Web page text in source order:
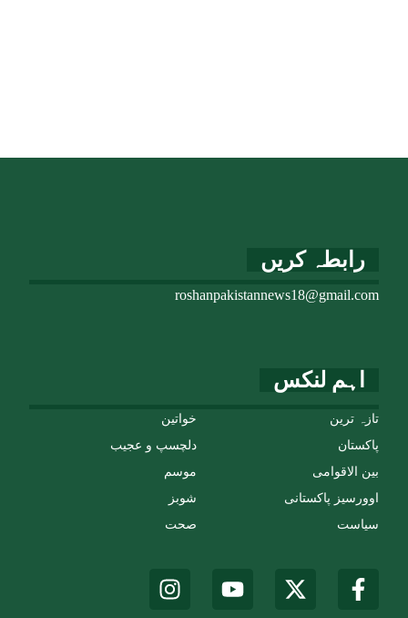
اہم لنکس
خواتین
دلچسپ و عجیب
موسم
شوبز
صحت
تازہ ترین
پاکستان
بین الاقوامی
اوورسیز پاکستانی
سیاست
رابطہ کریں
roshanpakistannews18@gmail.com